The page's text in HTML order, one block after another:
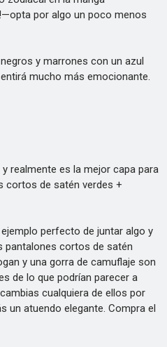
por algo un poco menos
y marrones con un azul
mucho más emocionante.
es la mejor capa para
cortos de satén verdes +
perfecto de juntar algo y
pantalones cortos de satén
y una gorra de camuflaje son
de lo que podrían parecer a
cualquiera de ellos por
un atuendo elegante. Compra el